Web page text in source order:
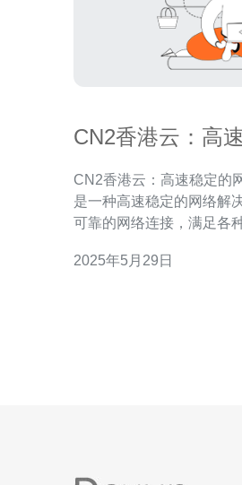
CN2香港云：高
CN2香港云：高速稳定的网络解
是一种高速稳定的网络解
可靠的网络连接，满足各
验。 CN2香港云具有以下几个优势： 高速连接：
2025年5月29日